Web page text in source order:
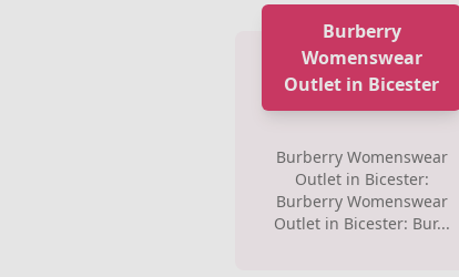
Burberry
Womenswear
Outlet in Bicester
Burberry Womenswear
Outlet in Bicester:
Burberry Womenswear
Outlet in Bicester: Bur...